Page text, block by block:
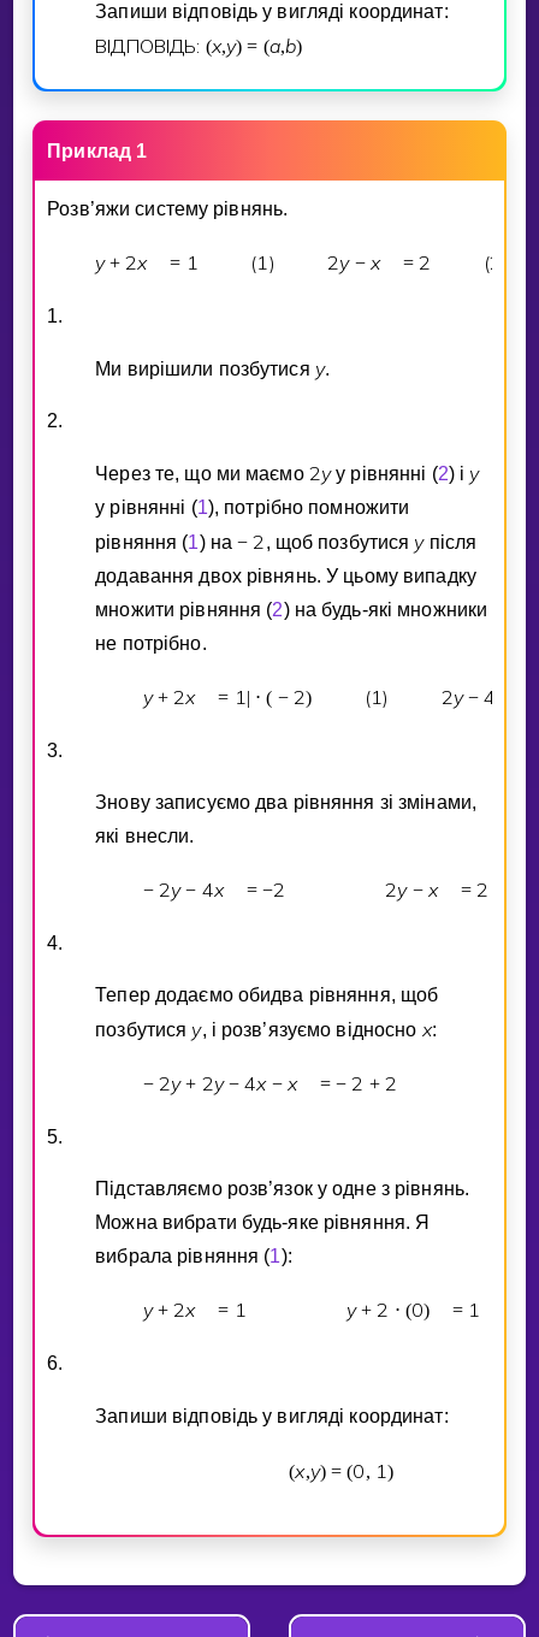
Запиши вiдповiдь у виглядi координат:
ВIДПОВIДЬ: (x,y) = (a,b)
Приклад 1
Розв’яжи систему рiвнянь.
y + 2x = 1 (1) 2y − x = 2 (2)
1.
Ми вирiшили позбутися y.
2.
Через те, що ми маємо 2yу рiвняннi (2) i y
у рiвняннi (1), потрiбно помножити
рiвняння (1) на− 2 , щоб позбутися yпiсля
додавання двох рiвнянь. У цьому випадку
множити рiвняння (2) на будь-якi множники
не потрiбно.
y + 2x = 1 | ⋅ ( − 2) (1 ) 2y − 4
3.
Знову записуємо два рiвняння зi змiнами,
якi внесли.
− 2y − 4x = −2 2y − x = 2
4.
Тепер додаємо обидва рiвняння, щоб
позбутися y, i розв’язуємо вiдносно x:
− 2y + 2y − 4x − x = − 2 + 2
5.
Пiдставляємо розв’язок у одне з рiвнянь.
Можна вибрати будь-яке рiвняння. Я
вибрала рiвняння (1):
y + 2x = 1 y + 2 ⋅ (0) = 1
6.
Запиши вiдповiдь у виглядi координат:
(x,y) = (0, 1 )